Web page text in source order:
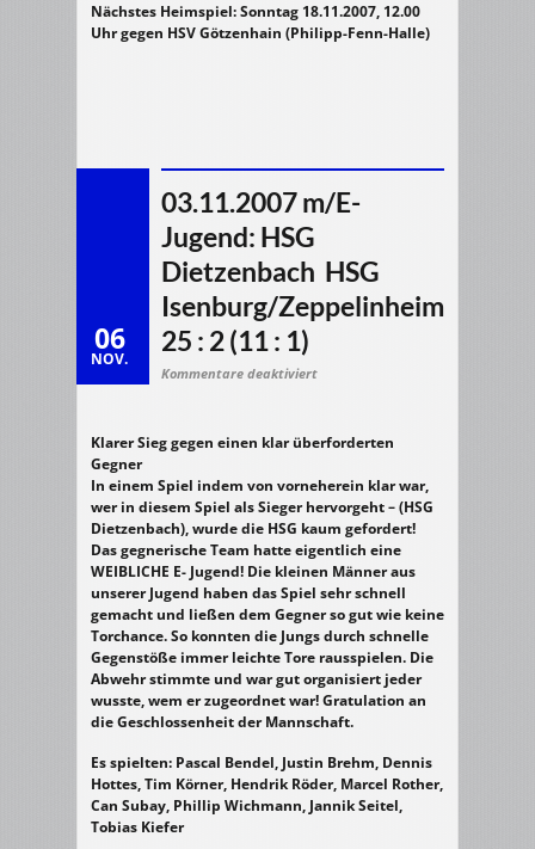
Nächstes Heimspiel:Sonntag 18.11.2007, 12.00
Uhr gegen HSV Götzenhain (Philipp-Fenn-Halle)
06
NOV.
03.11.2007 m/E-
Jugend: HSG
Dietzenbach  HSG
Isenburg/Zeppelinheim
25 : 2 (11 : 1)
Kommentare deaktiviertfür
25
:
2
(11
:
1)
Klarer Sieg gegen einen klar überforderten
Gegner
In einem Spiel indem von vorneherein klar war,
wer in diesem Spiel als Sieger hervorgeht – (HSG
Dietzenbach), wurde die HSG kaum gefordert!
Das gegnerische Team hatte eigentlich eine
WEIBLICHE E- Jugend! Die kleinen Männer aus
unserer Jugend haben das Spiel sehr schnell
gemacht und ließen dem Gegner so gut wie keine
Torchance. So konnten die Jungs durch schnelle
Gegenstöße immer leichte Tore rausspielen. Die
Abwehr stimmte und war gut organisiert jeder
wusste, wem er zugeordnet war! Gratulation an
die Geschlossenheit der Mannschaft.
Es spielten: Pascal Bendel, Justin Brehm, Dennis
Hottes, Tim Körner, Hendrik Röder, Marcel Rother,
Can Subay, Phillip Wichmann, Jannik Seitel,
Tobias Kiefer